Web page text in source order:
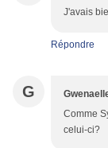
J'avais
Répondre
G
Comme
celui-ci?